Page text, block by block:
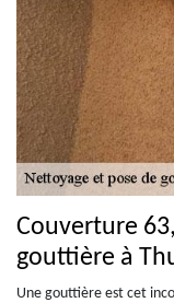
Couverture
gouttière à
Une gouttière est cet